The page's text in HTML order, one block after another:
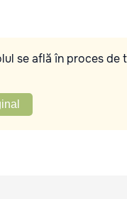
se află în proces